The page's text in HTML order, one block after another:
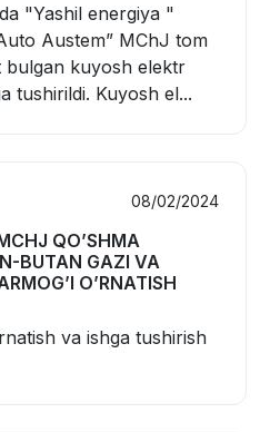
"Yashil energiya "
Austem” MChJ tom
bulgan kuyosh elektr
tushirildi. Kuyosh el...
08/02/2024
QO’SHMA
BUTAN GAZI VA
O’RNATISH
va ishga tushirish